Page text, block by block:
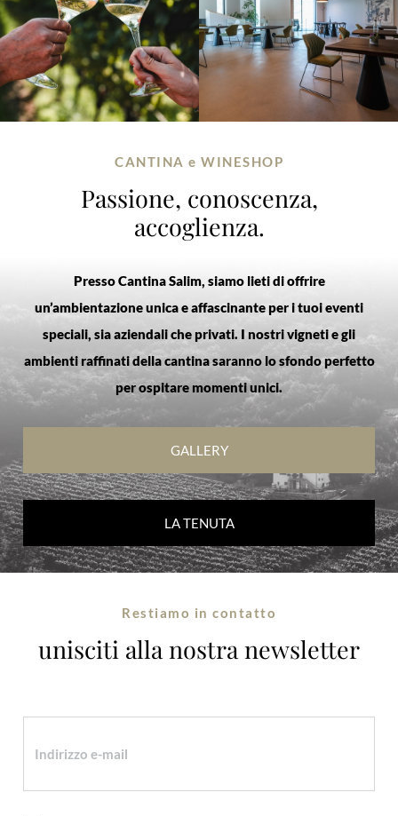
CANTINA e WINESHOP
Passione, conoscenza,
accoglienza.
Presso Cantina Salim, siamo lieti di offrire
un’ambientazione unica e affascinante per i tuoi eventi
speciali, sia aziendali che privati. I nostri vigneti e gli
ambienti raffinati della cantina saranno lo sfondo perfetto
per ospitare momenti unici.
GALLERY
LA TENUTA
Restiamo in contatto
unisciti alla nostra newsletter